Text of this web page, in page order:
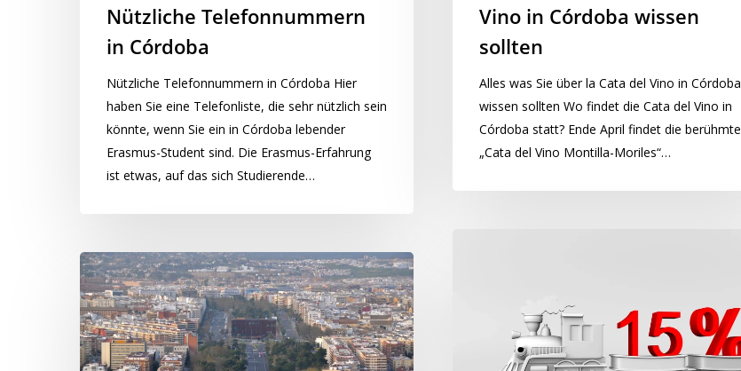
Vino in Córdoba wissen
sollten
Alles was Sie über la Cata del Vino in Córdoba
wissen sollten Wo findet die Cata del Vino in
Córdoba statt? Ende April findet die berühmte
„Cata del Vino Montilla-Moriles“…
Nützliche Telefonnummern
in Córdoba
Nützliche Telefonnummern in Córdoba Hier
haben Sie eine Telefonliste, die sehr nützlich sein
könnte, wenn Sie ein in Córdoba lebender
Erasmus-Student sind. Die Erasmus-Erfahrung
ist etwas, auf das sich Studierende…